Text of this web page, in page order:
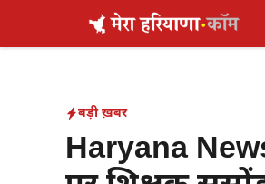
बड़ी ख़बर
Haryana